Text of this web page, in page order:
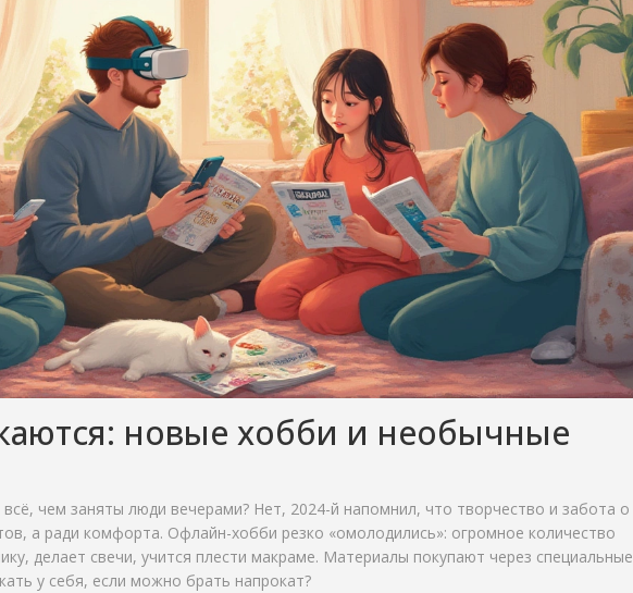
новые хобби и необычные
чем заняты люди вечерами? Нет, 2024-й напомнил, что творчество и забота о
а ради комфорта. Офлайн-хобби резко «омолодились»: огромное количество
делает свечи, учится плести макраме. Материалы покупают через специальные
у себя, если можно брать напрокат?